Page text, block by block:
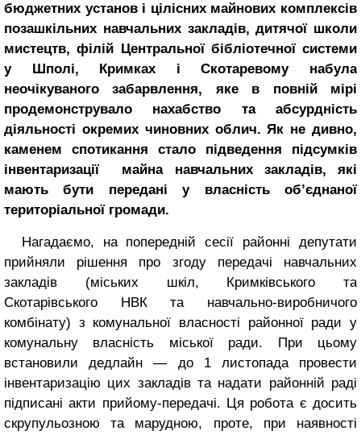
бюджетних установ і цілісних майнових комплексів
позашкільних навчальних закладів, дитячої школи
мистецтв, філій Центральної бібліотечної системи
у Шполі, Кримках і Скотаревому набула
неочікуваного забарвлення, яке в повній мірі
продемонструвало нахабство та абсурдність
діяльності окремих чиновних облич. Як не дивно,
каменем спотикання стало підведення підсумків
інвентаризації майна навчальних закладів, які
мають бути передані у власність об’єднаної
територіальної громади.
Нагадаємо, на попередній сесії районні депутати
прийняли рішення про згоду передачі навчальних
закладів (міських шкіл, Кримківського та
Скотарівського НВК та навчально-виробничого
комбінату) з комунальної власності районної ради у
комунальну власність міської ради. При цьому
встановили дедлайн — до 1 листопада провести
інвентаризацію цих закладів та надати районній раді
підписані акти прийому-передачі. Ця робота є досить
скрупульозною та марудною, проте, при наявності